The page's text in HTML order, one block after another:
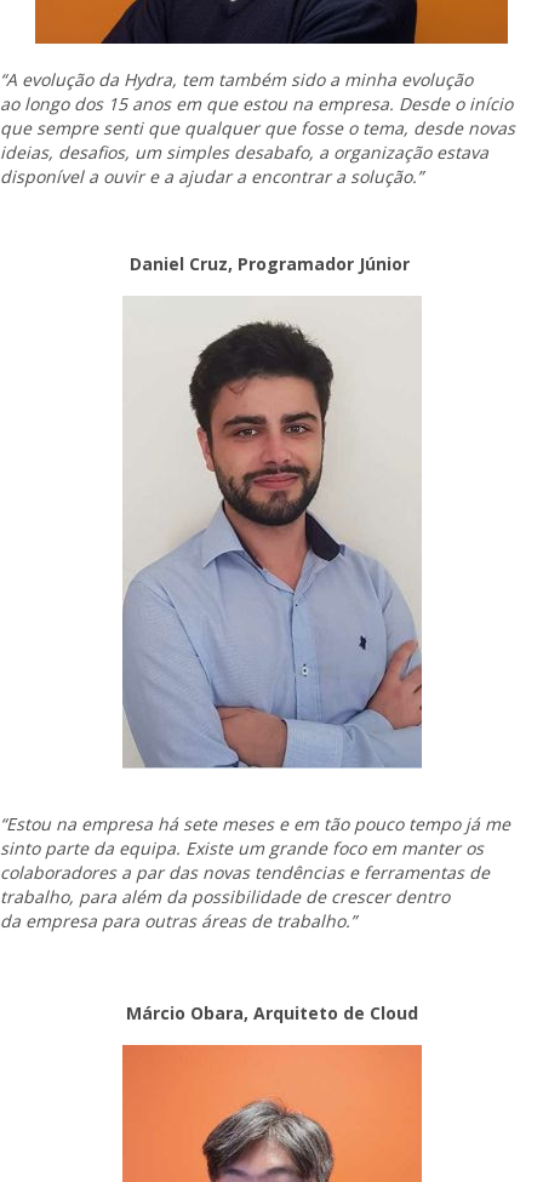
“A evolução da Hydra, tem também sido a minha evolução
ao longo dos 15 anos em que estou na empresa. Desde o início
que sempre senti que qualquer que fosse o tema, desde novas
ideias, desafios, um simples desabafo, a organização estava
disponível a ouvir e a ajudar a encontrar a solução.”
Daniel Cruz, Programador Júnior
“Estou na empresa há sete meses e em tão pouco tempo já me
sinto parte da equipa. Existe um grande foco em manter os
colaboradores a par das novas tendências e ferramentas de
trabalho, para além da possibilidade de crescer dentro
da empresa para outras áreas de trabalho.”
Márcio Obara, Arquiteto de Cloud